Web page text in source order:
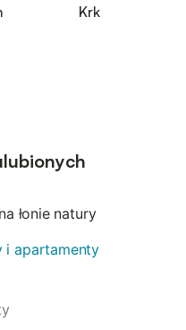
Krk
łonie natury